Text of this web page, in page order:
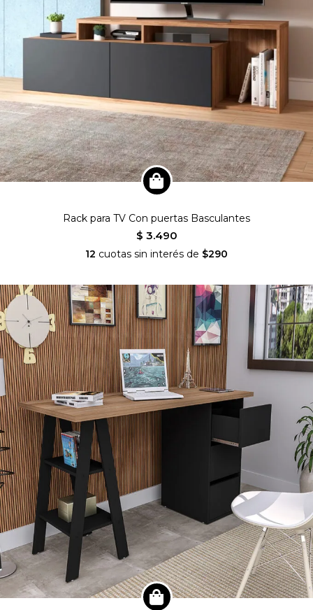
Rack para TV Con puertas Basculantes
$ 3.490
12 cuotas sin interés de $290